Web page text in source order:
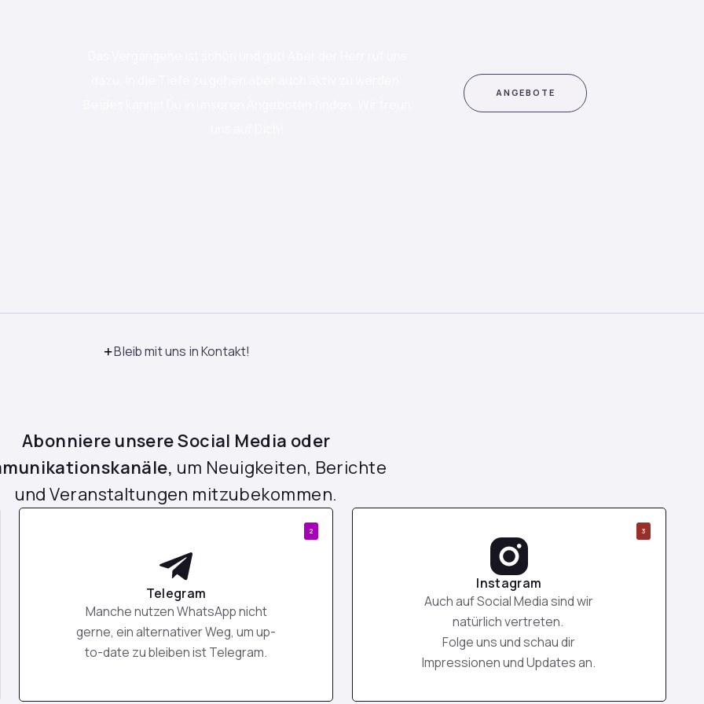
ANGEBOTE
Bleib mit uns in Kontakt!
Abonniere unsere Social Media oder
um Neuigkeiten, Berichte
und Veranstaltungen mitzubekommen.
Telegram
Manche nutzen WhatsApp nicht
gerne, ein alternativer Weg, um up-
to-date zu bleiben ist Telegram.
2
Instagram
Auch auf Social Media sind wir
natürlich vertreten.
Folge uns und schau dir
Impressionen und Updates an.
3